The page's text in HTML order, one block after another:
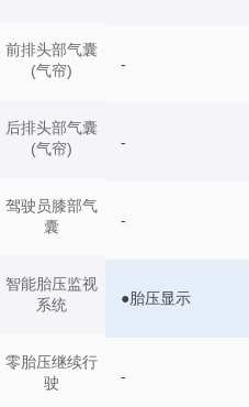
前排头部气囊
(气帘)
后排头部气囊
(气帘)
驾驶员膝部气
囊
智能胎压监视
系统
零胎压继续行
驶
-
-
-
●胎压显示
-